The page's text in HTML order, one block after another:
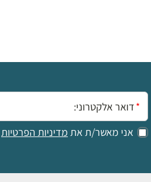
אימייל:
אני מאשר/ת את מדיניות הפרטיות